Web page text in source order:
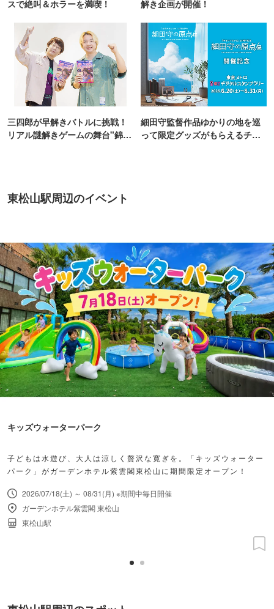
スで絶叫＆ホラーを満喫！
解き企画が開催！
三四郎が早解きバトルに挑戦！
リアル謎解きゲームの舞台"錦糸
細田守監督作品ゆかりの地を巡
って限定グッズがもらえるチャ
東松山駅周辺のイベント
キッズウォーターパーク
子どもは水遊び、大人は涼しく贅沢な寛ぎを。「キッズウォーター
パーク」がガーデンホテル紫雲閣東松山に期間限定オープン！
2026/07/18(土) ～ 08/31(月) ※期間中毎日開催
ガーデンホテル紫雲閣 東松山
東松山駅